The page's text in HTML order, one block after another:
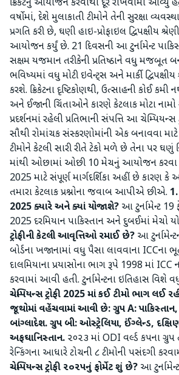
ક્રિકેટનું આયોજન કરવાથી દૂર રાખવામાં આવ્યું
વર્ષોમાં, દેશે મુલાકાતી ટીમોને તેની સુરક્ષા
પ્રગતિ કરી છે, ઘણી હાઇ-પ્રોફાઇલ દ્વિપક્ષીય
આયોજન કર્યું છે. 21 દિવસની આ ટુર્નામેન્ટ
સક્ષમ યજમાન તરીકેની પ્રતિષ્ઠાને વધુ મજબૂત
ભવિષ્યમાં વધુ મોટી ઇવેન્ટ્સ અને માર્કી દ્વિપક્ષીય
કરશે. ક્રિકેટના દૃષ્ટિકોણથી, ઉત્સાહની કોઈ
અને ઈજાની ચિંતાઓને કારણે કેટલાક મોટા
પ્રદર્શનમાં રહેલી પ્રતિભાની સંપત્તિ આ ચેમ્પિયન્સ
સૌથી રોમાંચક સંસ્કરણોમાંની એક બનાવવા માટે
ટીમોને કેટલી સારી રીતે ટેકો મળે છે તેના પર ઘણું
માંથી ઓછામાં ઓછી 10 મેચનું આયોજન કરવા
2025 માટે સંપૂર્ણ માર્ગદર્શિકા અહીં છે કારણ કે
તમારા કેટલાક પ્રશ્નોના જવાબ આપીએ છીએ.
2025 ક્યારે અને ક્યાં યોજાશે? આ ટુર્નામેન્ટ 19
2025 દરમિયાન પાકિસ્તાન અને દુબઈમાં મેચો
ટ્રોફીની કેટલી આવૃત્તિઓ રમાઈ છે? આ
બોર્ડના ખજાનામાં વધુ પૈસા લાવવાના ICCના
દાલમિયાના પ્રયાસોના ભાગ રૂપે 1998 માં
કરવામાં આવી હતી. ટુર્નામેન્ટના ઇતિહાસ વિશે
ચેમ્પિયન્સ ટ્રોફી 2025 માં કઈ ટીમો ભાગ લઈ
જૂથોમાં વહેંચવામાં આવી છે:ગ્રુપ A:
બાંગ્લાદેશ.ગ્રુપ બી: ઓસ્ટ્રેલિયા, ઈંગ્લેન્ડ,
અફઘાનિસ્તાન. ૨૦૨૩ માં ODI વર્લ્ડ કપના
રેન્કિંગના આધારે ટોચની ૮ ટીમોની પસંદગી
ચેમ્પિયન્સ ટ્રોફી ૨૦૨૫નું ફોર્મેટ શું છે? આ